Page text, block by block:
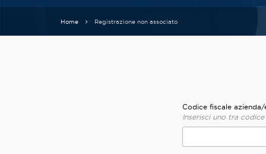
Home Registrazione non associato
Codice fiscale azienda/
Inserisci uno tra